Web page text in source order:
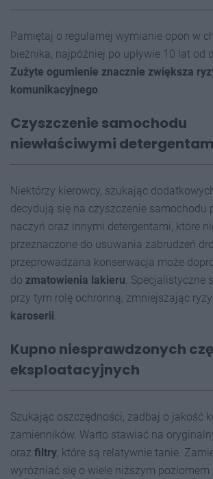
Pamiętaj o regularnej wymianie opon w
bieżnika, najpóźniej po upływie 10 lat od
Zużyte ogumienie znacznie zwiększa
komunikacyjnego.
Czyszczenie samochodu
niewłaściwymi
Niektórzy kierowcy, szukając
decydują się na czyszczenie samochodu
naczyń oraz innymi detergentami, które
przeznaczone do usuwania zabrudzeń
przeprowadzana konserwacja może
do zmatowienia lakieru. Specjalistyczne
przy tym rolę ochronną, zmniejszając
karoserii.
Kupno niesprawdzonych
eksploatacyjnych
Szukając oszczędności, zadbaj o jakość
zamienników. Warto stawiać na
oraz filtry, które są relatywnie tanie.
wyróżniać się o wiele niższym poziomem